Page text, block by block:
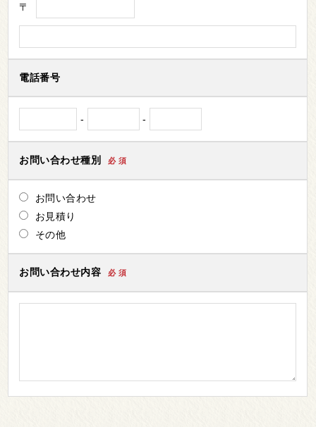
〒
電話番号
- -
お問い合わせ種別 必 須
お問い合わせ
お見積り
その他
お問い合わせ内容 必 須